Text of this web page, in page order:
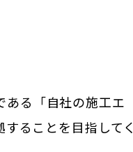
ある「自社の施工エ
ることを目指してく